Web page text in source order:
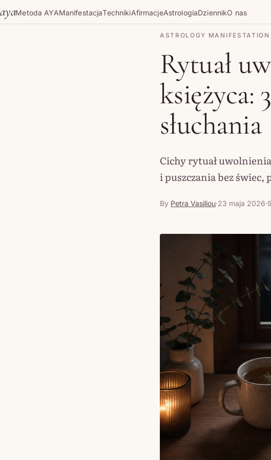
Skip to content
ayaMetoda AYAManifestacjaTechnikiAfirmacjeAstrologiaDziennikO nas
ASTROLOGY MANIFESTATION
Rytuał
księżyca:
słuchania
Cichy rytuał
i puszczania bez
By Petra Vasiliou·23 maja 2026·